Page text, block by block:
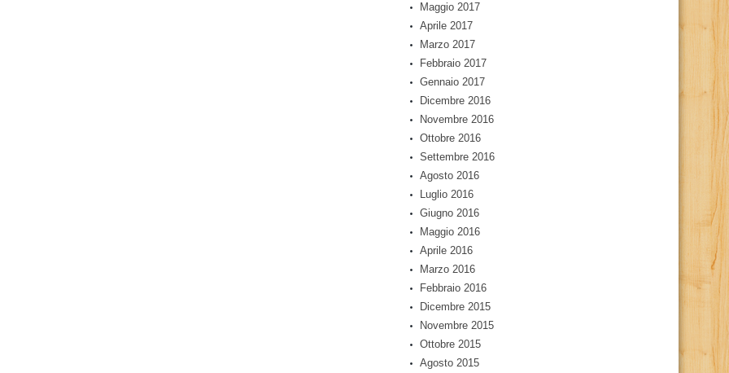
Maggio 2017
Aprile 2017
Marzo 2017
Febbraio 2017
Gennaio 2017
Dicembre 2016
Novembre 2016
Ottobre 2016
Settembre 2016
Agosto 2016
Luglio 2016
Giugno 2016
Maggio 2016
Aprile 2016
Marzo 2016
Febbraio 2016
Dicembre 2015
Novembre 2015
Ottobre 2015
Agosto 2015